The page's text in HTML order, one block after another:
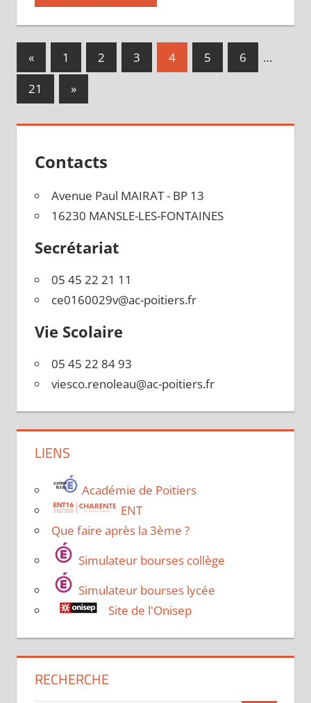
Pagination
des
publications
«Publications
précédentes
1 2 3 4 5 6
…
21
Publications
suivantes :
»
Contacts
Avenue Paul MAIRAT - BP 13
16230 MANSLE-LES-FONTAINES
Secrétariat
05 45 22 21 11
ce0160029v@ac-poitiers.fr
Vie Scolaire
05 45 22 84 93
viesco.renoleau@ac-poitiers.fr
LIENS
Académie de Poitiers
ENT
Que faire après la 3ème ?
Simulateur bourses collège
Simulateur bourses lycée
Site de l'Onisep
RECHERCHE